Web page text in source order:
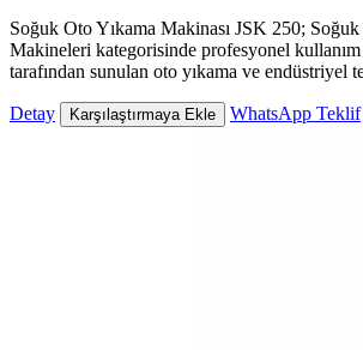
Soğuk Oto Yıkama Makinası JSK 250; Soğuk
Makineleri kategorisinde profesyonel
tarafından sunulan oto yıkama ve endüstriyel
Detay Karşılaştırmaya Ekle WhatsApp Teklif